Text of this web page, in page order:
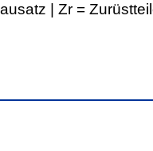
| Zr =